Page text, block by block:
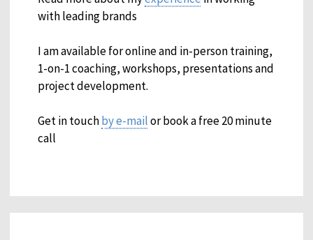
with leading brands
I am available for online and in-person training,
1-on-1 coaching, workshops, presentations and
project development.
Get in touchby e-mailor book a free 20 minute
call